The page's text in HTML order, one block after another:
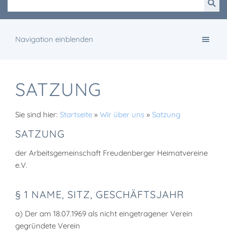
Navigation einblenden
SATZUNG
Sie sind hier: Startseite » Wir über uns » Satzung
SATZUNG
der Arbeitsgemeinschaft Freudenberger Heimatvereine
e.V.
§ 1 NAME, SITZ, GESCHÄFTSJAHR
a) Der am 18.07.1969 als nicht eingetragener Verein
gegründete Verein